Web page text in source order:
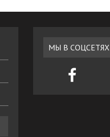
МЫ В СОЦСЕТЯХ